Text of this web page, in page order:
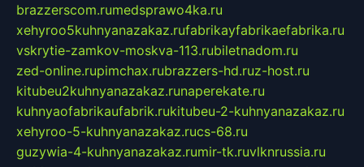
brazzerscom.rumedsprawo4ka.ru
xehyroo5kuhnyanazakaz.rufabrikayfabrikaefabrika.ru
vskrytie-zamkov-moskva-113.rubiletnadom.ru
zed-online.rupimchax.rubrazzers-hd.ruz-host.ru
kitubeu2kuhnyanazakaz.runaperekate.ru
kuhnyaofabrikaufabrik.rukitubeu-2-kuhnyanazakaz.ru
xehyroo-5-kuhnyanazakaz.rucs-68.ru
guzywia-4-kuhnyanazakaz.rumir-tk.ruvlknrussia.ru